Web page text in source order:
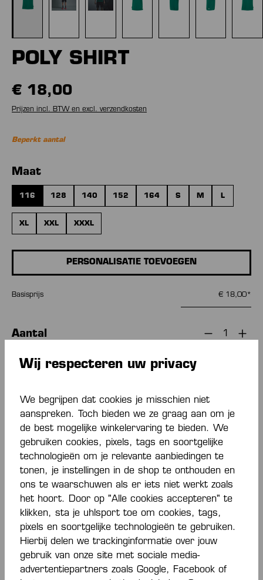
POLY SHIRT
€ 18,00
Prijzen incl. BTW en excl. verzendkosten
Beperkt aantal
Selecteer
Maat
116 128 140 152 164 S M L
XL XXL XXXL
PERSONALISATIE TOEVOEGEN
Basisprijs € 18,00*
Aantal
IN DE WINKELMAND
Toevoegen aan verlanglijst
Beschrijving
Flatlocknaht in Kontrastfarbe Kempa-Schriftzug
und K-Label-Aufdruck Nackenband in
KontrastfarbeMeer
Wij respecteren uw privacy
We begrijpen dat cookies je misschien niet
aanspreken. Toch bieden we ze graag aan om je
de best mogelijke winkelervaring te bieden. We
gebruiken cookies, pixels, tags en soortgelijke
technologieën om je relevante aanbiedingen te
tonen, je instellingen in de shop te onthouden en
ons te waarschuwen als er iets niet werkt zoals
het hoort. Door op "Alle cookies accepteren" te
klikken, sta je uhlsport toe om cookies, tags,
pixels en soortgelijke technologieën te gebruiken.
Hierbij delen we trackinginformatie over jouw
gebruik van onze site met sociale media-
advertentiepartners zoals Google, Facebook of